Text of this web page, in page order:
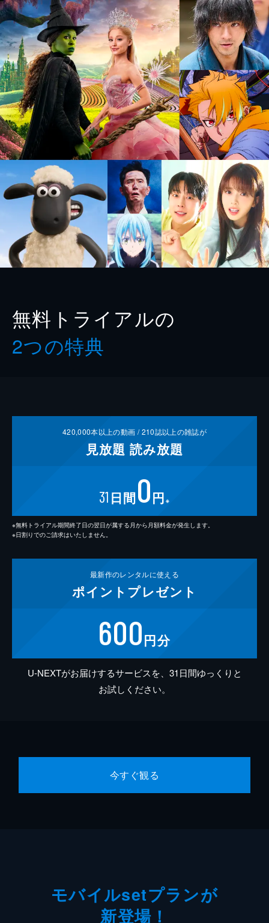
無料トライアルの
2つの特典
420,000本以上の動画 /210誌以上の雑誌が
見放題 読み放題
31 日間0円 ※
※無料トライアル期間終了日の翌日が属する月から月額料金が発生します。
※日割りでのご請求はいたしません。
最新作のレンタルに使える
ポイント プレゼント
600円分
U-NEXTがお届けするサービスを、31日間ゆっくりと
お試しください。
今すぐ観る
モバイルsetプランが
新登場！